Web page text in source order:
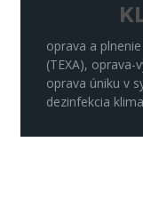
oprava a
(TEXA),
oprava úniku v
dezinfekcia